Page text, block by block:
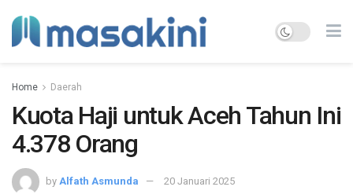
Home Daerah
Kuota Haji untuk Aceh Tahun Ini
4.378 Orang
by Alfath Asmunda 20 Januari 2025